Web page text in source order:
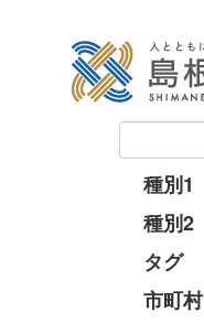
種別1
種別2
タグ
市町村